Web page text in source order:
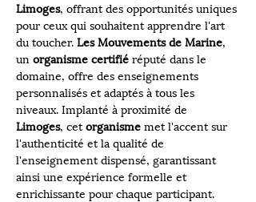
Limoges, offrant des opportunités uniques
pour ceux qui souhaitent apprendre l'art
du toucher. Les Mouvements de Marine,
un organisme certifié réputé dans le
domaine, offre des enseignements
personnalisés et adaptés à tous les
niveaux. Implanté à proximité de
Limoges, cet organisme met l'accent sur
l'authenticité et la qualité de
l'enseignement dispensé, garantissant
ainsi une expérience formelle et
enrichissante pour chaque participant.